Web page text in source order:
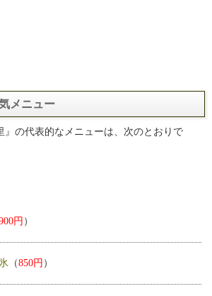
メニュー
』の代表的なメニューは、次のとおりで
円 ）
（850円 ）